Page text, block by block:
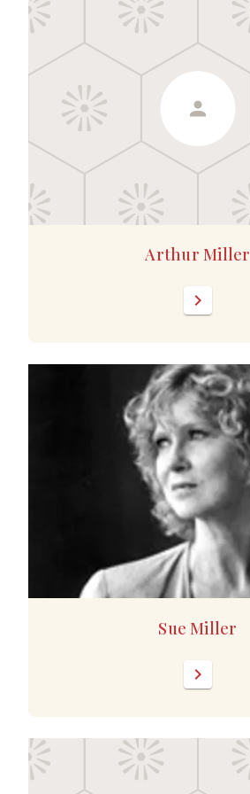
Arthur Miller
chevron_right
Sue Miller
chevron_right